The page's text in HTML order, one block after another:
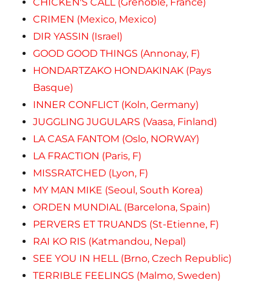
CRIMEN (Mexico, Mexico)
DIR YASSIN (Israel)
GOOD GOOD THINGS (Annonay, F)
HONDARTZAKO HONDAKINAK (Pays
Basque)
INNER CONFLICT (Koln, Germany)
JUGGLING JUGULARS (Vaasa, Finland)
LA CASA FANTOM (Oslo, NORWAY)
LA FRACTION (Paris, F)
MISSRATCHED (Lyon, F)
MY MAN MIKE (Seoul, South Korea)
ORDEN MUNDIAL (Barcelona, Spain)
PERVERS ET TRUANDS (St-Etienne, F)
RAI KO RIS (Katmandou, Nepal)
SEE YOU IN HELL (Brno, Czech Republic)
TERRIBLE FEELINGS (Malmo, Sweden)